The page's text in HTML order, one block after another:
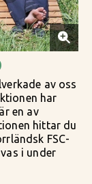
av oss
har
en av
hittar du
FSC-
i under